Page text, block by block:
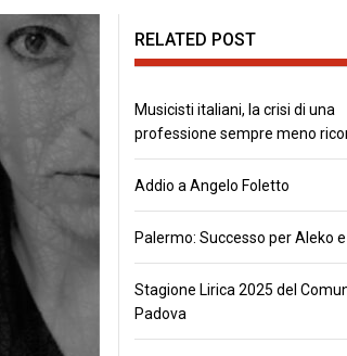
RELATED POST
Musicisti italiani, la crisi di una
professione sempre meno
Addio a Angelo Foletto
Palermo: Successo per Aleko
Stagione Lirica 2025 del
Padova